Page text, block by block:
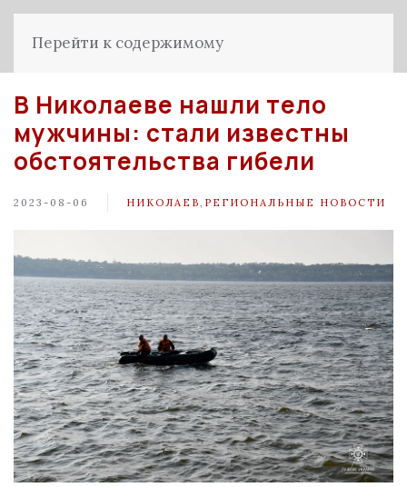
Перейти к содержимому
В Николаеве нашли тело
мужчины: стали известны
обстоятельства гибели
2023-08-06 НИКОЛАЕВ РЕГИОНАЛЬНЫЕ НОВОСТИ